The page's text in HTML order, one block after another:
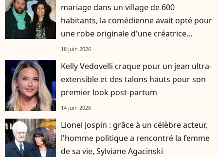
mariage dans un village de 600
habitants, la comédienne avait opté pour
une robe originale d'une créatrice
française
18 juin 2026
Kelly Vedovelli craque pour un jean ultra-
extensible et des talons hauts pour son
premier look post-partum
14 juin 2026
Lionel Jospin : grâce à un célèbre acteur,
l'homme politique a rencontré la femme
de sa vie, Sylviane Agacinski